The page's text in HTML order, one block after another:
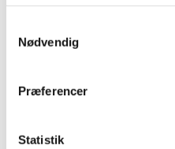
Nødvendig
Præferencer
Statistik